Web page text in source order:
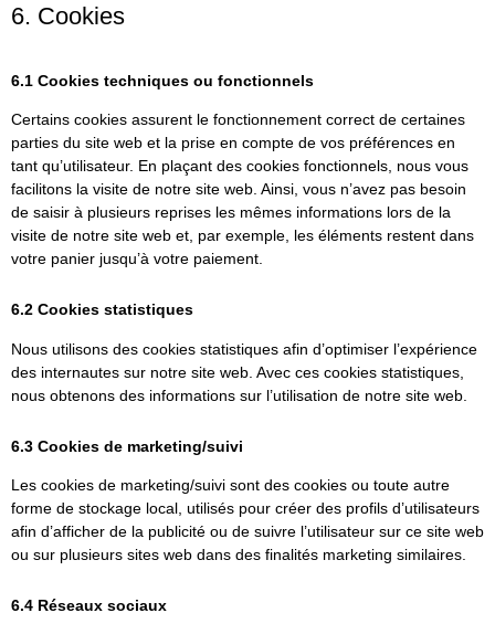
6. Cookies
6.1 Cookies techniques ou fonctionnels
Certains cookies assurent le fonctionnement correct de certaines
parties du site web et la prise en compte de vos préférences en
tant qu’utilisateur. En plaçant des cookies fonctionnels, nous vous
facilitons la visite de notre site web. Ainsi, vous n’avez pas besoin
de saisir à plusieurs reprises les mêmes informations lors de la
visite de notre site web et, par exemple, les éléments restent dans
votre panier jusqu’à votre paiement.
6.2 Cookies statistiques
Nous utilisons des cookies statistiques afin d’optimiser l’expérience
des internautes sur notre site web. Avec ces cookies statistiques,
nous obtenons des informations sur l’utilisation de notre site web.
6.3 Cookies de marketing/suivi
Les cookies de marketing/suivi sont des cookies ou toute autre
forme de stockage local, utilisés pour créer des profils d’utilisateurs
afin d’afficher de la publicité ou de suivre l’utilisateur sur ce site web
ou sur plusieurs sites web dans des finalités marketing similaires.
6.4 Réseaux sociaux